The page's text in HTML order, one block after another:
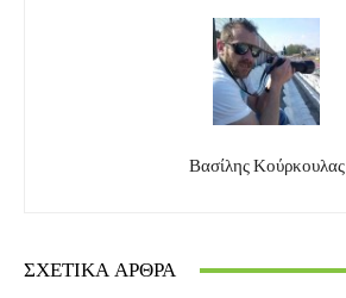
Βασίλης Κούρκουλας
ΣΧΕΤΙΚΆ ΆΡΘΡΑ